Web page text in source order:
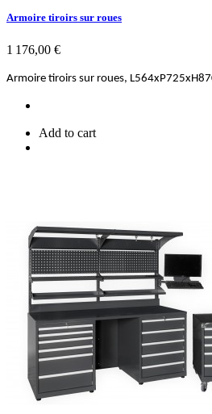
Armoire tiroirs sur roues
Prix
1 176,00 €
Armoire tiroirs sur roues,
Add to cart